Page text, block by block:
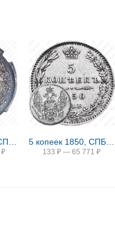
₽
5 копеек 1850, СПБ-ПА, орёл 1846-1849
133 ₽ — 65 771 ₽